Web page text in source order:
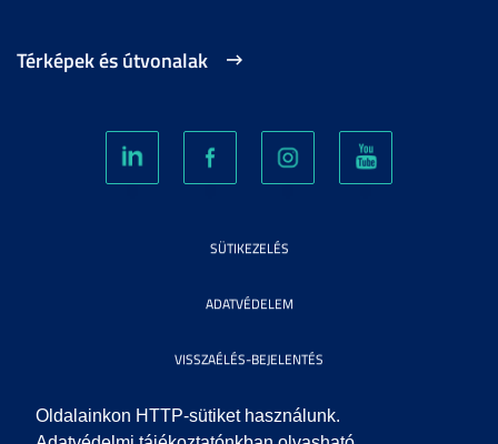
Oldalainkon HTTP-sütiket használunk.
Térképek és útvonalak
SÜTIKEZELÉS
ADATVÉDELEM
VISSZAÉLÉS-BEJELENTÉS
KÖZÉRDEKŰ ADATOK